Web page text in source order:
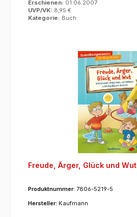
Erschienen: 01.06.2007
UVP/VK: 8,95 €
Kategorie: Buch
Freude, Ärger, Glück und Wut
Produktnummer: 7806-5219-5
Hersteller: Kaufmann